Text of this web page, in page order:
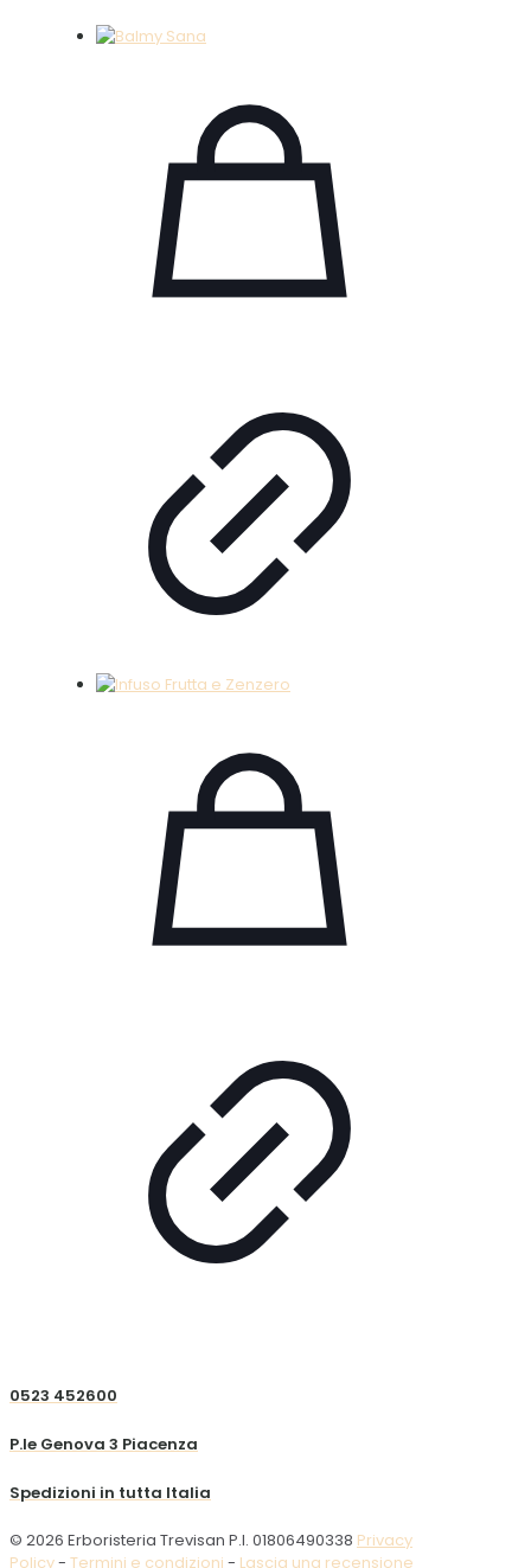
0523 452600
P.le Genova 3 Piacenza
Spedizioni in tutta Italia
© 2026 Erboristeria Trevisan P.I. 01806490338 Privacy
Policy- Termini e condizioni - Lascia una recensione